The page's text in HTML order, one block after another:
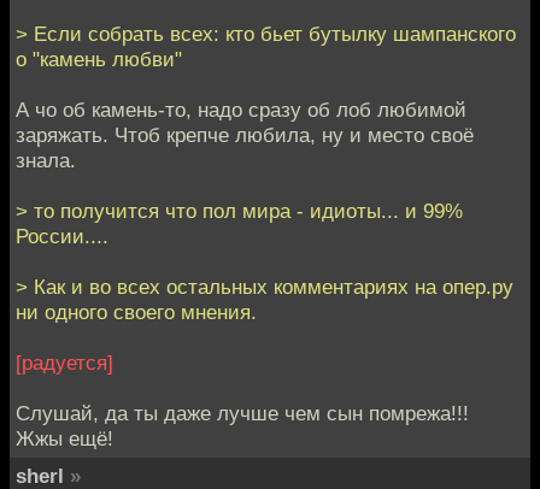
> Если собрать всех: кто бьет бутылку шампанского
о "камень любви"
А чо об камень-то, надо сразу об лоб любимой
заряжать. Чтоб крепче любила, ну и место своё
знала.
> то получится что пол мира - идиоты... и 99%
России....
> Как и во всех остальных комментариях на опер.ру
ни одного своего мнения.
[радуется]
Слушай, да ты даже лучше чем сын помрежа!!!
Жжы ещё!
sherl »